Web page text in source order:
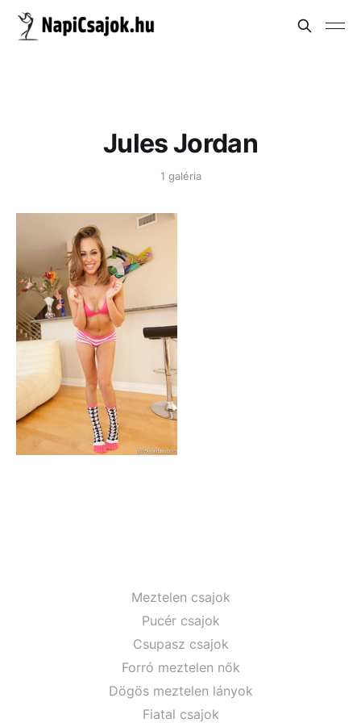
Jules Jordan
1 galéria
Meztelen csajok
Pucér csajok
Csupasz csajok
Forró meztelen nők
Dögös meztelen lányok
Fiatal csajok